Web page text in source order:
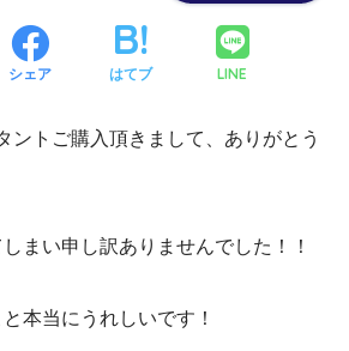
シェア はてブ LINE
ントご購入頂きまして、ありがとう
まい申し訳ありませんでした！！
本当にうれしいです！